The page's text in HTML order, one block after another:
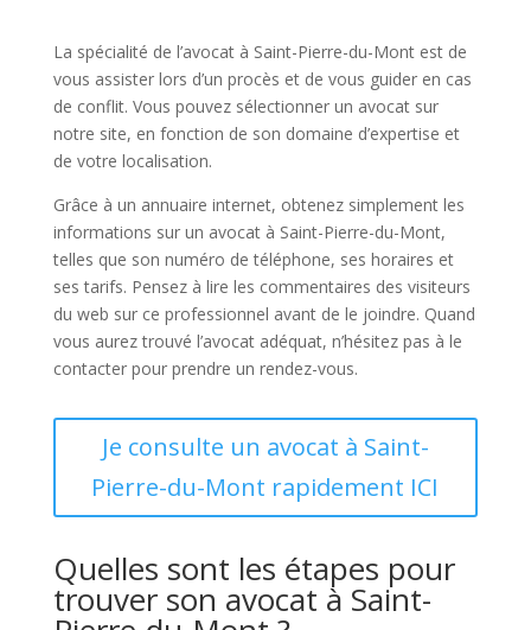
La spécialité de l’avocat à Saint-Pierre-du-Mont est de
vous assister lors d’un procès et de vous guider en cas
de conflit. Vous pouvez sélectionner un avocat sur
notre site, en fonction de son domaine d’expertise et
de votre localisation.
Grâce à un annuaire internet, obtenez simplement les
informations sur un avocat à Saint-Pierre-du-Mont,
telles que son numéro de téléphone, ses horaires et
ses tarifs. Pensez à lire les commentaires des visiteurs
du web sur ce professionnel avant de le joindre. Quand
vous aurez trouvé l’avocat adéquat, n’hésitez pas à le
contacter pour prendre un rendez-vous.
Je consulte un avocat à Saint-
Pierre-du-Mont rapidement ICI
Quelles sont les étapes pour
trouver son avocat à Saint-